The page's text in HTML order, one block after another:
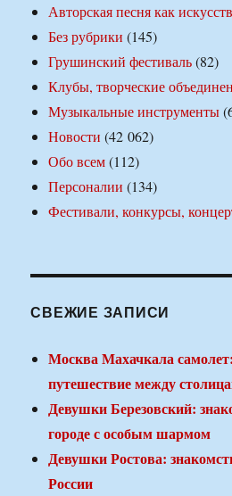
Авторская песня как
Без рубрики (145)
Грушинский фестиваль(82)
Клубы, творческие
Музыкальные инструменты
Новости (42 062)
Обо всем(112)
Персоналии (134)
Фестивали, конкурсы,
СВЕЖИЕ ЗАПИСИ
Москва Махачкала
путешествие между
Девушки Березовский:
городе с особым шармом
Девушки Ростова:
России